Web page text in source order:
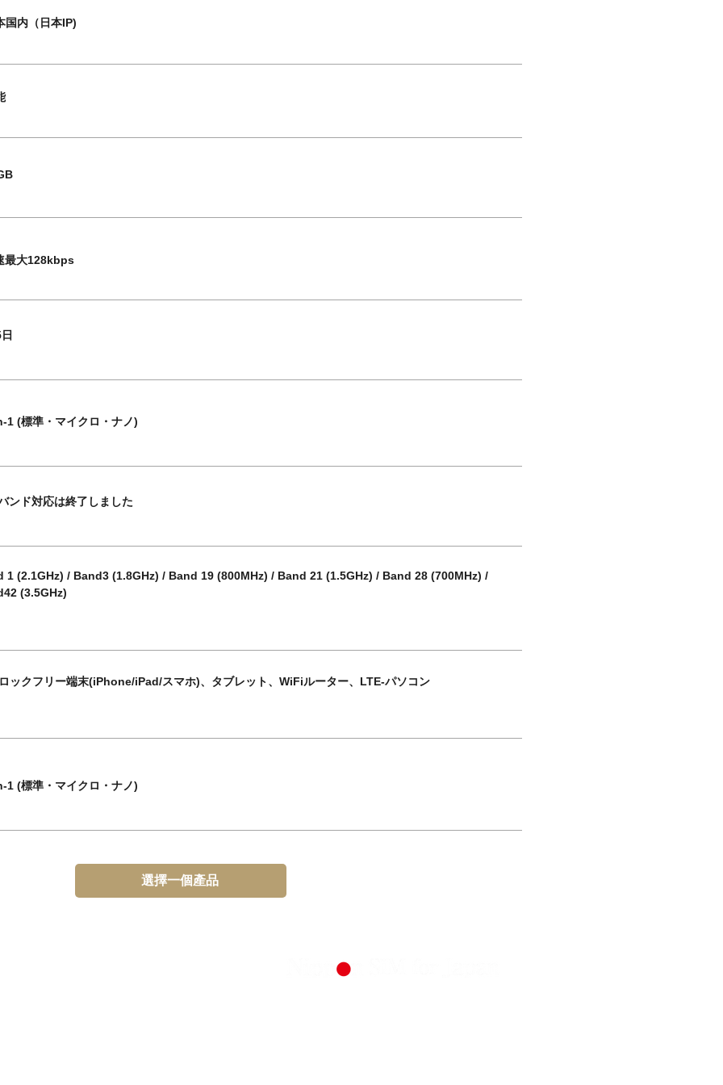
国内（日本IP)
最大128kbps
1 (標準・マイクロ・ナノ)
ンド対応は終了しました
1 (2.1GHz) / Band3 (1.8GHz) / Band 19 (800MHz) / Band 21 (1.5GHz) / Band 28 (700MHz) /
(3.5GHz)
ックフリー端末(iPhone/iPad/スマホ)、タブレット、WiFiルーター、LTE-パソコン
1 (標準・マイクロ・ナノ)
選擇一個產品